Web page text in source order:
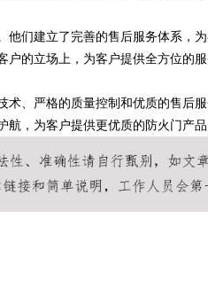
们建立了完善的售后服务体系，
的立场上，为客户提供全方位的
、严格的质量控制和优质的售后
，为客户提供更优质的防火门产品